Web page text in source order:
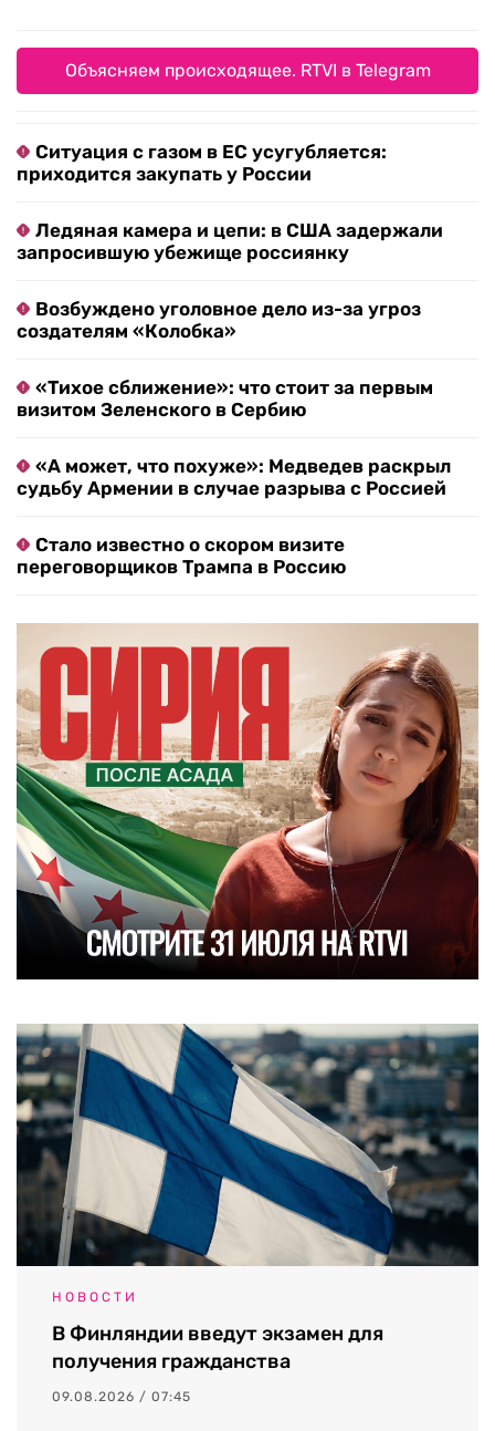
Объясняем происходящее. RTVI в Telegram
Ситуация с газом в ЕС усугубляется:
приходится закупать у России
Ледяная камера и цепи: в США задержали
запросившую убежище россиянку
Возбуждено уголовное дело из-за угроз
создателям «Колобка»
«Тихое сближение»: что стоит за первым
визитом Зеленского в Сербию
«А может, что похуже»: Медведев раскрыл
судьбу Армении в случае разрыва с Россией
Стало известно о скором визите
переговорщиков Трампа в Россию
НОВОСТИ
В Финляндии введут экзамен для
получения гражданства
09.08.2026 / 07:45